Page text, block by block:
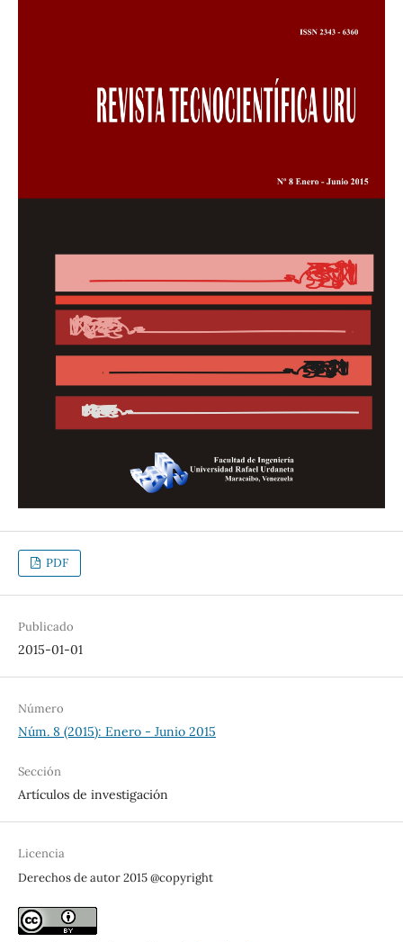
PDF
Publicado
2015-01-01
Número
Núm. 8 (2015): Enero - Junio 2015
Sección
Artículos de investigación
Licencia
Derechos de autor 2015 @copyright